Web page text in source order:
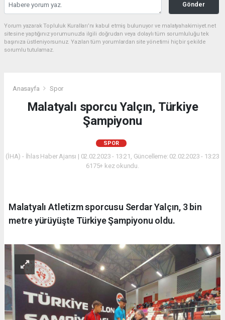
Gönder
Yorum yazarak Topluluk Kuralları’nı kabul etmiş bulunuyor ve malatyahakimiyet.net
sitesine yaptığınız yorumunuzla ilgili doğrudan veya dolaylı tüm sorumluluğu tek
başınıza üstleniyorsunuz. Yazılan tüm yorumlardan site yönetimi hiçbir şekilde
sorumlu tutulamaz.
Anasayfa Spor
Malatyalı sporcu Yalçın, Türkiye
Şampiyonu
SPOR
(İHA) - İhlas Haber Ajansı | 02.02.2023 - 13:21, Güncelleme: 02.02.2023 - 13:23
6175+ kez okundu.
Malatyalı Atletizm sporcusu Serdar Yalçın, 3 bin
metre yürüyüşte Türkiye Şampiyonu oldu.